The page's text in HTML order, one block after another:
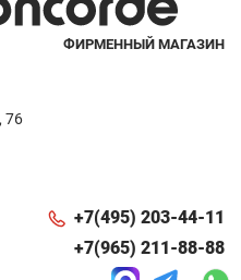
ФИРМЕННЫЙ МАГАЗИН
76
+7(495) 203-44-11
+7(965) 211-88-88